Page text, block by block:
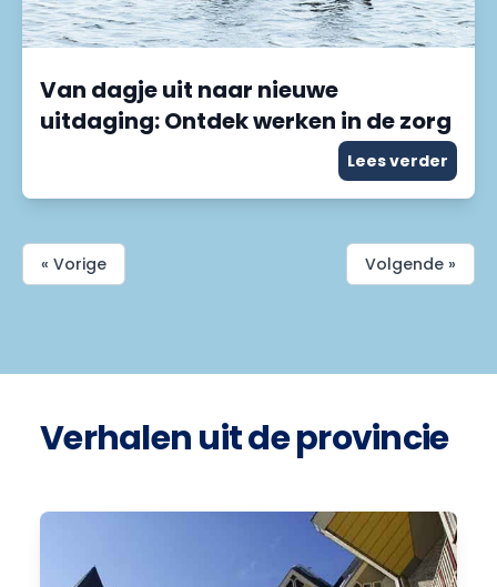
Van dagje uit naar nieuwe
uitdaging: Ontdek werken in de zorg
Lees verder
« Vorige Volgende »
Verhalen uit de provincie